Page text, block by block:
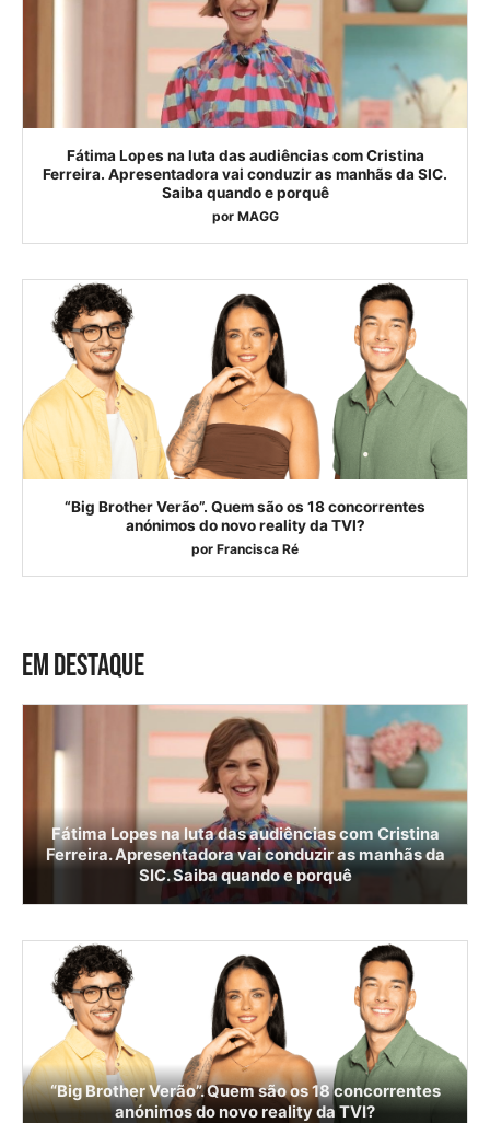
Fátima Lopes na luta das audiências com Cristina
Ferreira. Apresentadora vai conduzir as manhãs da SIC.
Saiba quando e porquê
por MAGG
“Big Brother Verão”. Quem são os 18 concorrentes
anónimos do novo reality da TVI?
por Francisca Ré
EM DESTAQUE
Fátima Lopes na luta das audiências com Cristina
Ferreira. Apresentadora vai conduzir as manhãs da
SIC. Saiba quando e porquê
“Big Brother Verão”. Quem são os 18 concorrentes
anónimos do novo reality da TVI?